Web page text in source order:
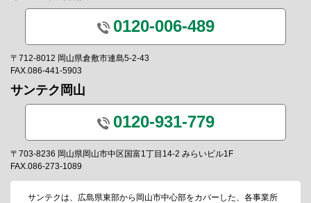
0120-006-489
〒712-8012 岡山県倉敷市連島5-2-43
FAX.086-441-5903
サンテク岡山
0120-931-779
〒703-8236 岡山県岡山市中区国富1丁目14-2 みらいビル1F
FAX.086-273-1089
サンテクは、広島県東部から岡山市中心部をカバーした、各事業所